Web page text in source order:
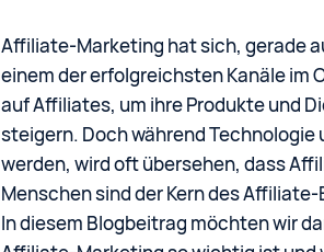
Affiliate-Marketing hat sich, gerade
einem der erfolgreichsten Kanäle
auf Affiliates, um ihre Produkte und
steigern. Doch während
werden, wird oft übersehen, dass
Menschen sind der Kern des
In diesem Blogbeitrag möchten wir